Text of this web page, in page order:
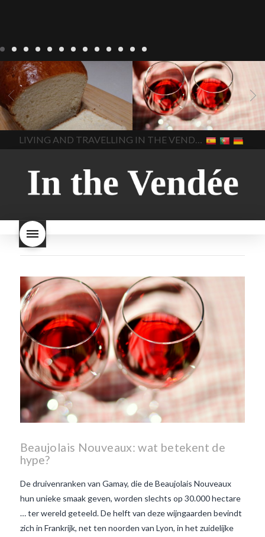
Recepten Wonen
baken in
Frankrijk bakken in de
Vendee
brood bakken
brood met gist gist brood
het beste brood hoe moet
ik brood bakken is melk
brood gezond is melkbrood
gezond mama's brood melk
brood melk brood en
wat is melkbrood
zijn melk
brood en brioche hetzelfde
brood
In The Vendee
Blog Wonen beaujolais
2022 Beaujolais Nouveau
2022 De wijnmakers laten
de druiventrossen gisten in
een anaërobe donderdag
17 november 2022 is
beaujolais dag hoe lang is
Beaujolais Nouveau
houdbaar hoeveel flessen
verkocht
is Beaujolais
Nouveau een fruitige wijn
kooldioxiderijke omgeving.
Nouveau naar? wat is
wanneer is beaujolais dag
wanneer is beaujolais
nouveau dag
Wat is de dag
van Beaujolais Nouveau
is de traditie rond beaujolais
nouveau wat maakt
Beaujolais Nouveau zo
speciaal wat zijn tannines
witte beaujolais nouveau
In The Vendee
LIVING AND TRAVELLING IN THE VENDÉE
Beaujolais Nouveaux: wat betekent de
hype?
De druivenranken van Gamay, die de Beaujolais Nouveaux
hun unieke smaak geven, worden slechts op 30.000 hectare
… ter wereld geteeld. De helft van deze wijngaarden bevindt
zich in Frankrijk, net ten noorden van Lyon, in het zuidelijke